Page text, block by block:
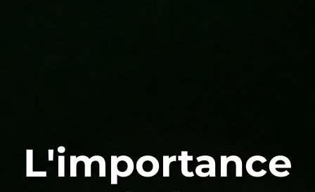
L'importance